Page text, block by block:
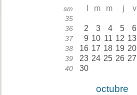
sm m m j v
35
36 2 3 4 5 6
37 9 10 11 12 13
38 16 17 18 19 20
39 23 24 25 26 27
40 30
octubre